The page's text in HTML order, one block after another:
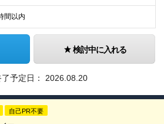
間以内
検討中に入れる
予定日： 2026.08.20
自己PR不要